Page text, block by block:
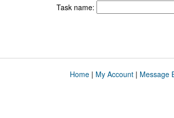
Task name:
Home| My Account| Message